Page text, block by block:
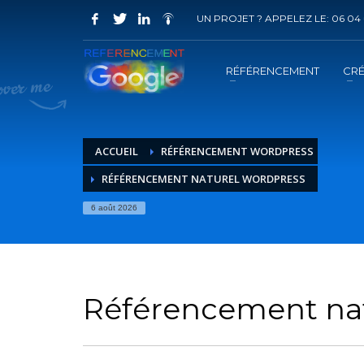
COMMENT ACHETER UN PRESTATION
1 Choisir la prestation
Vous recevrez sous 5 jours ouvrés un mail de
UN PROJET ? APPELEZ LE: 06 04
RÉFÉRENCEMENT
ACCUEIL
RÉFÉRENCEMENT WORDPRESS
RÉFÉRENCEMENT NATUREL WORDPRESS
6 août 2026
Référencement